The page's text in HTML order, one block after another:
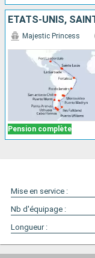
Pension complète
Majestic Princess
Mise en service :
Nb d'équipage :
Longueur :